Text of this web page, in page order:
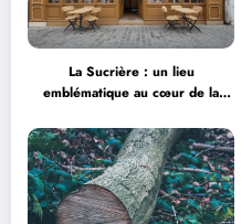
La Sucrière : un lieu
emblématique au cœur de la